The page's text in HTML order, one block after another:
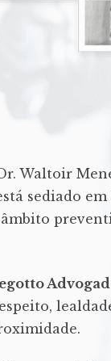
Waltoir
sediado